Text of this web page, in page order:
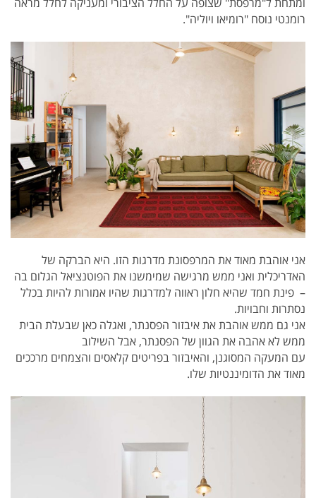
רומנטי נוסח "רומיאו ויוליה".
אני אוהבת מאוד את המרפסונת מדרגות הזו. היא הברקה של
האדריכלית ואני ממש מרגישה שמימשנו את הפוטנציאל הגלום בה
– פינת חמד שהיא חלון ראווה למדרגות שהיו אמורות להיות בכלל
נסתרות וחבויות.
אני גם ממש אוהבת את איבזור הפסנתר, ואגלה כאן שבעלת הבית
ממש לא אהבה את הגוון של הפסנתר, אבל השילוב
עם המעקה המסוגנן, והאיבזור בפריטים קלאסים והצמחים מרככים
מאוד את הדומיננטיות שלו.